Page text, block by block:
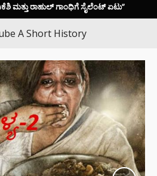
ಮತ್ತು ರಾಹುಲ್‌ ಗಾಂಧಿಗೆ ಸೈಲೆಂಟ್ ಏಟು”
Short History